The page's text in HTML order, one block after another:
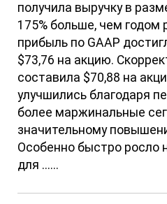
получила выручку в
175% больше, чем годом
прибыль по GAAP
$73,76 на акцию.
составила $70,88 на
улучшились благодаря
более маржинальные
значительному
Особенно быстро росло
для ......